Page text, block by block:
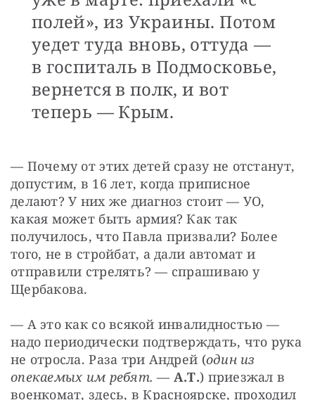
полей», из Украины. Потом
уедет туда вновь, оттуда —
в госпиталь в Подмосковье,
вернется в полк, и вот
теперь — Крым.
— Почему от этих детей сразу не отстанут,
допустим, в 16 лет, когда приписное
делают? У них же диагноз стоит — УО,
какая может быть армия? Как так
получилось, что Павла призвали? Более
того, не в стройбат, а дали автомат и
отправили стрелять? — спрашиваю у
Щербакова.
— А это как со всякой инвалидностью —
надо периодически подтверждать, что рука
не отросла. Раза три Андрей (один из
опекаемых им ребят. — А.Т.) приезжал в
военкомат, здесь, в Красноярске, проходил